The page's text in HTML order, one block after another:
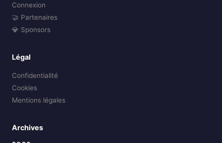
Connexion
🤝 Partenaires
💎 Sponsors
Légal
Confidentialité
Cookies
Mentions légales
Archives